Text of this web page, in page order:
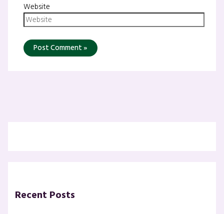
Website
Recent Posts